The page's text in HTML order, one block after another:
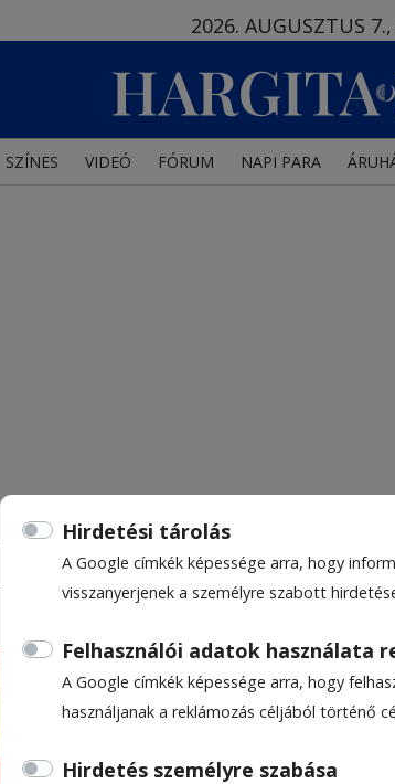
Hirdetési tárolás
A Google címkék képessége arra, hogy
visszanyerjenek a személyre szabott
Felhasználói adatok használata
A Google címkék képessége arra, hogy
használjanak a reklámozás céljából történő
Hirdetés személyre szabása
2026. AUGUSZTUS
SZÍNES VIDEÓ FÓRUM NAPI PARA